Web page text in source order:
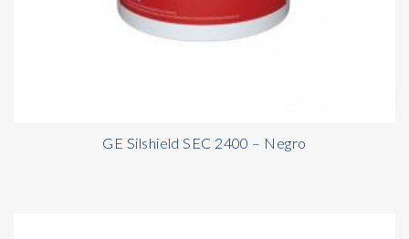
GE Silshield SEC 2400 – Negro